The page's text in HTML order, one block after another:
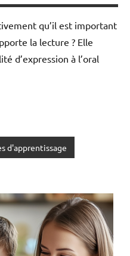
qu’il est important
la lecture ? Elle
d’expression à l’oral
d'apprentissage